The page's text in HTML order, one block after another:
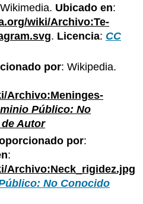
Ubicado en:
wiki/Archivo:Te-
. Licencia: CC
por: Wikipedia.
Archivo:Meninges-
Público: No
Autor
por:
:
Archivo:Neck_rigidez.jpg
No Conocido